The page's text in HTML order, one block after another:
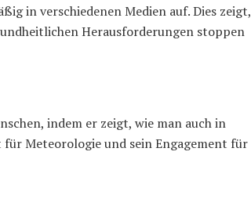
in verschiedenen Medien auf. Dies zeigt,
Herausforderungen stoppen
indem er zeigt, wie man auch in
Meteorologie und sein Engagement für